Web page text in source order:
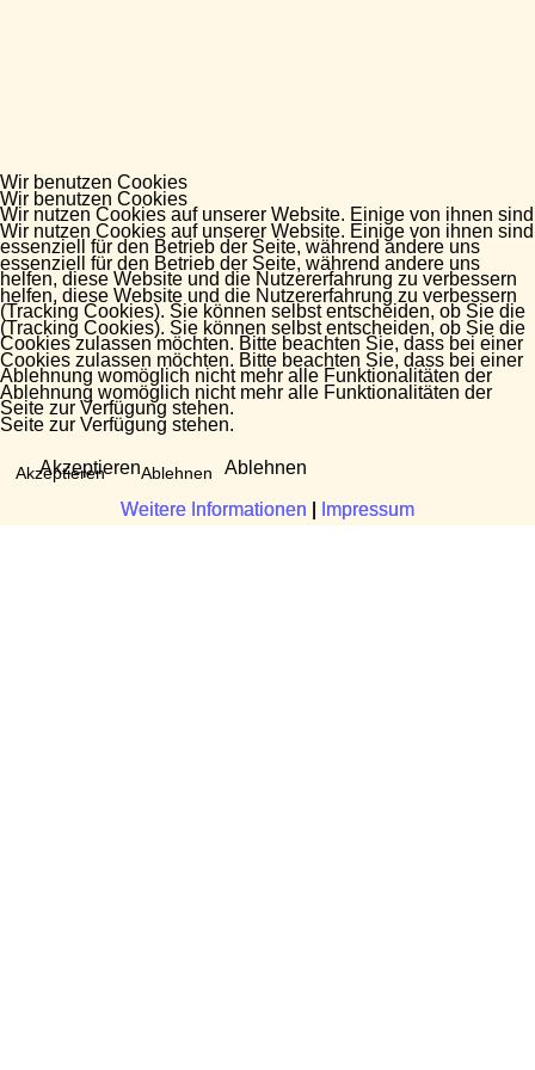
Wir benutzen Cookies
Wir nutzen Cookies auf unserer Website. Einige von ihnen sind
essenziell für den Betrieb der Seite, während andere uns
helfen, diese Website und die Nutzererfahrung zu verbessern
(Tracking Cookies). Sie können selbst entscheiden, ob Sie die
Cookies zulassen möchten. Bitte beachten Sie, dass bei einer
Ablehnung womöglich nicht mehr alle Funktionalitäten der
Seite zur Verfügung stehen.
Akzeptieren Ablehnen
Weitere Informationen Impressum
Wir benutzen Cookies
Wir nutzen Cookies auf unserer Website. Einige von ihnen sind
essenziell für den Betrieb der Seite, während andere uns
helfen, diese Website und die Nutzererfahrung zu verbessern
(Tracking Cookies). Sie können selbst entscheiden, ob Sie die
Cookies zulassen möchten. Bitte beachten Sie, dass bei einer
Ablehnung womöglich nicht mehr alle Funktionalitäten der
Seite zur Verfügung stehen.
Akzeptieren Ablehnen
Weitere Informationen Impressum